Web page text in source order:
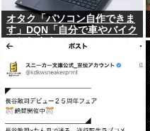
オタク「パソコン自作できま
す」DQN「自分で車やバイク
いじれます」